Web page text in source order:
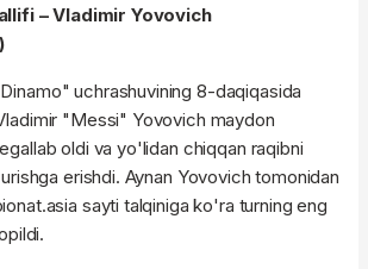
– Vladimir Yovovich
uchrashuvining 8-daqiqasida
"Messi" Yovovich maydon
oldi va yo'lidan chiqqan raqibni
erishdi. Aynan Yovovich tomonidan
sayti talqiniga ko'ra turning eng